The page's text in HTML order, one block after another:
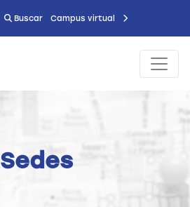
Buscar Campus virtual
Sedes